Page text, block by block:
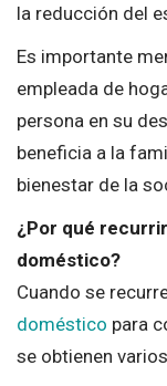
la reducción del
Es importante
empleada de
persona en su
beneficia a la
bienestar de la
¿Por qué
doméstico?
Cuando se
doméstico para
se obtienen